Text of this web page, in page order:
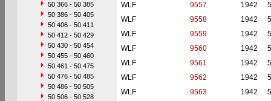
50 366 - 50 385
50 386 - 50 405
50 406 - 50 411
50 412 - 50 429
50 430 - 50 454
50 455 - 50 460
50 461 - 50 475
50 476 - 50 485
50 486 - 50 505
50 506 - 50 528
WLF
9557 1942
WLF
9558 1942
WLF
9559 1942
WLF
9560 1942
WLF
9561 1942
WLF
9562 1942
WLF
9563 1942